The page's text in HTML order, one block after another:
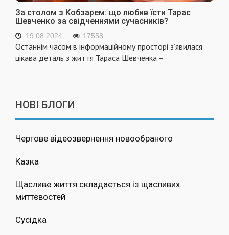
За столом з Кобзарем: що любив їсти Тарас
Шевченко за свідченнями сучасників?
19.08.2024 17558
Останнім часом в інформаційному просторі з’явилася
цікава деталь з життя Тараса Шевченка –
...
НОВІ БЛОГИ
Чергове відеозвернення новообраного
Казка
Щасливе життя складається із щасливих
миттєвостей
Сусідка